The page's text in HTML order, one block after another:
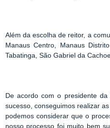
Além da escolha de reitor, a
Manaus Centro, Manaus
Tabatinga, São Gabriel da
De acordo com o presidente da
sucesso, conseguimos realizar
podemos considerar que o
nosso processo foi muito bem